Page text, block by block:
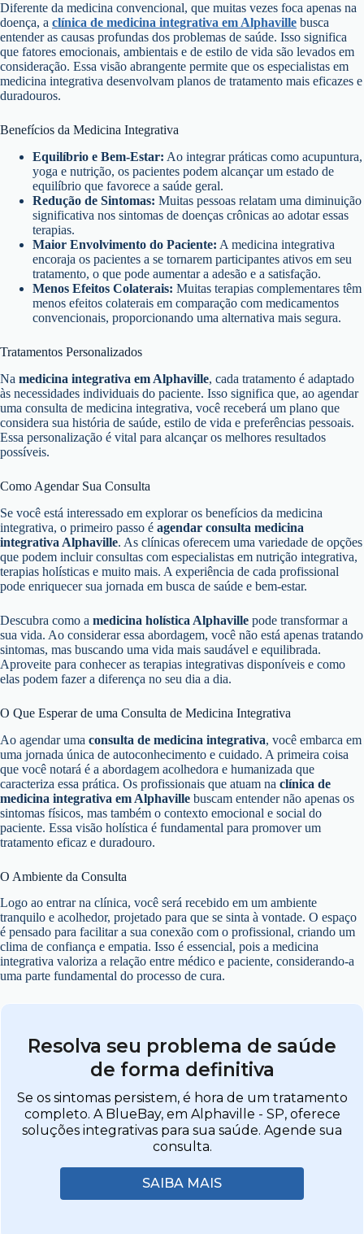
Diferente da medicina convencional, que muitas vezes foca apenas na
doença, a clínica de medicina integrativa em Alphaville busca
entender as causas profundas dos problemas de saúde. Isso significa
que fatores emocionais, ambientais e de estilo de vida são levados em
consideração. Essa visão abrangente permite que os especialistas em
medicina integrativa desenvolvam planos de tratamento mais eficazes e
duradouros.
Benefícios da Medicina Integrativa
Equilíbrio e Bem-Estar: Ao integrar práticas como acupuntura,
yoga e nutrição, os pacientes podem alcançar um estado de
equilíbrio que favorece a saúde geral.
Redução de Sintomas: Muitas pessoas relatam uma diminuição
significativa nos sintomas de doenças crônicas ao adotar essas
terapias.
Maior Envolvimento do Paciente: A medicina integrativa
encoraja os pacientes a se tornarem participantes ativos em seu
tratamento, o que pode aumentar a adesão e a satisfação.
Menos Efeitos Colaterais: Muitas terapias complementares têm
menos efeitos colaterais em comparação com medicamentos
convencionais, proporcionando uma alternativa mais segura.
Tratamentos Personalizados
Na medicina integrativa em Alphaville, cada tratamento é adaptado
às necessidades individuais do paciente. Isso significa que, ao agendar
uma consulta de medicina integrativa, você receberá um plano que
considera sua história de saúde, estilo de vida e preferências pessoais.
Essa personalização é vital para alcançar os melhores resultados
possíveis.
Como Agendar Sua Consulta
Se você está interessado em explorar os benefícios da medicina
integrativa, o primeiro passo é agendar consulta medicina
integrativa Alphaville. As clínicas oferecem uma variedade de opções
que podem incluir consultas com especialistas em nutrição integrativa,
terapias holísticas e muito mais. A experiência de cada profissional
pode enriquecer sua jornada em busca de saúde e bem-estar.
Descubra como a medicina holística Alphaville pode transformar a
sua vida. Ao considerar essa abordagem, você não está apenas tratando
sintomas, mas buscando uma vida mais saudável e equilibrada.
Aproveite para conhecer as terapias integrativas disponíveis e como
elas podem fazer a diferença no seu dia a dia.
O Que Esperar de uma Consulta de Medicina Integrativa
Ao agendar uma consulta de medicina integrativa, você embarca em
uma jornada única de autoconhecimento e cuidado. A primeira coisa
que você notará é a abordagem acolhedora e humanizada que
caracteriza essa prática. Os profissionais que atuam na clínica de
medicina integrativa em Alphaville buscam entender não apenas os
sintomas físicos, mas também o contexto emocional e social do
paciente. Essa visão holística é fundamental para promover um
tratamento eficaz e duradouro.
O Ambiente da Consulta
Logo ao entrar na clínica, você será recebido em um ambiente
tranquilo e acolhedor, projetado para que se sinta à vontade. O espaço
é pensado para facilitar a sua conexão com o profissional, criando um
clima de confiança e empatia. Isso é essencial, pois a medicina
integrativa valoriza a relação entre médico e paciente, considerando-a
uma parte fundamental do processo de cura.
Resolva seu problema de saúde
de forma definitiva
Se os sintomas persistem, é hora de um tratamento
completo. A BlueBay, em Alphaville - SP, oferece
soluções integrativas para sua saúde. Agende sua
consulta.
SAIBA MAIS